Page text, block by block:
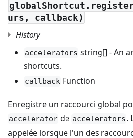
urs, callback)
History
accelerators string[] - An
shortcuts.
callback Function
Enregistre un raccourci global
accelerator de accelerators.
appelée lorsque l'un des